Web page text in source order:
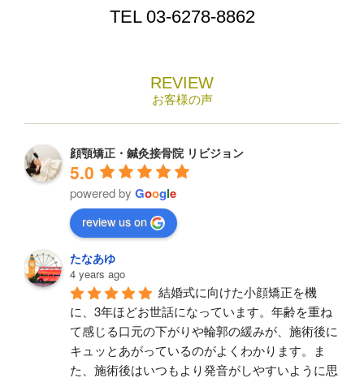
TEL 03-6278-8862
REVIEW
お客様の声
顔顎矯正・鍼灸接骨院 リビジョン
5.0
powered by Google
review us on
たなあゆ
4 years ago
結婚式に向けた小顔矯正を機
に、3年ほどお世話になっています。年齢を重ね
て感じる口元の下がりや輪郭の緩みが、施術後に
キュッとあがっているのがよくわかります。ま
た、施術後はいつもより発音がしやすいように思